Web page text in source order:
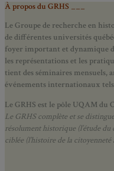
À propos du GRHS ___
Le Groupe de recherche en
de différentes universités
foyer important et dynamique
les représentations et les
tient des séminaires mensuels,
événements internationaux tels
Le GRHS est le pôle UQAM du
Le GRHS complète et se
résolument historique (l’étude
ciblée (l’histoire de la